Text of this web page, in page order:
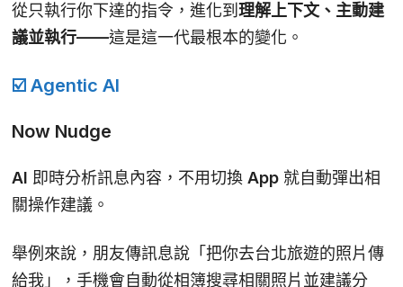
從只執行你下達的指令，進化到 理解上下文、主動建
議並執行——這是這一代最根本的變化。
☑️ Agentic AI
Now Nudge
AI 即時分析訊息內容，不用切換 App 就自動彈出相
關操作建議。
舉例來說，朋友傳訊息說「把你去台北旅遊的照片傳
給我」，手機會自動從相簿搜尋相關照片並建議分